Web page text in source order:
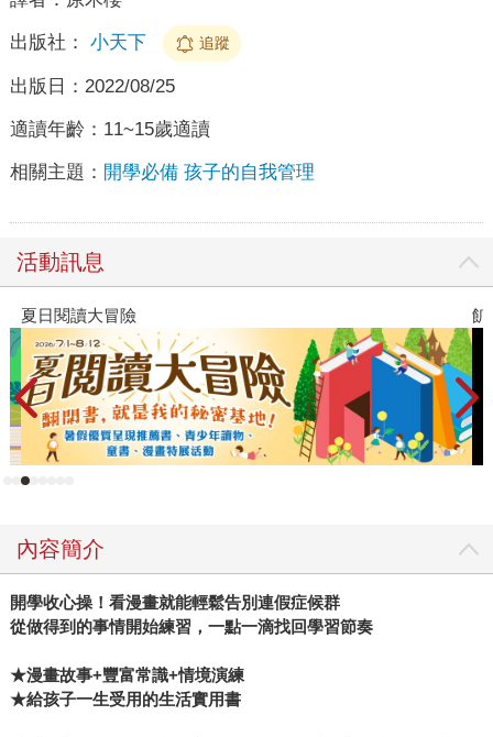
出版社： 小天下 追蹤
出版日： 2022/08/25
適讀年齡： 11~15歲適讀
相關主題： 開學必備 孩子的自我管理
活動訊息
夏日閱讀大冒險 飢
內容簡介
開學收心操！看漫畫就能輕鬆告別連假症候群
從做得到的事情開始練習，一點一滴找回學習節奏
★漫畫故事+豐富常識+情境演練
★給孩子一生受用的生活實用書